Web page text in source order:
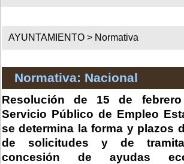
AYUNTAMIENTO > Normativa
Normativa: Nacional
Resolución de 15 de
Servicio Público de Empleo
se determina la forma y plazos
de solicitudes y de
concesión de ayudas